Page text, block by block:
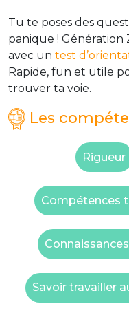
Tu te poses des
panique ! Génération
avec un test
Rapide, fun et utile
trouver ta voie.
Les
Rigueur
Compétences
Savoir travailler